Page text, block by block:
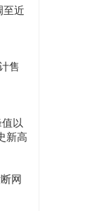
至近
售
以
新高
网